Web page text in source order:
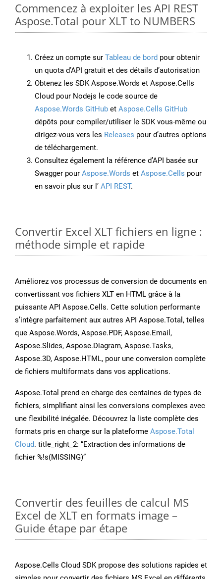
Commencez à exploiter les API REST
Aspose.Total pour XLT to NUMBERS
Créez un compte sur Tableau de bord pour obtenir
un quota d’API gratuit et des détails d’autorisation
Obtenez les SDK Aspose.Words et Aspose.Cells
Cloud pour Nodejs le code source de
Aspose.Words GitHub et Aspose.Cells GitHub
dépôts pour compiler/utiliser le SDK vous-même ou
dirigez-vous vers les Releases pour d’autres options
de téléchargement.
Consultez également la référence d’API basée sur
Swagger pour Aspose.Words et Aspose.Cells pour
en savoir plus sur l’ API REST.
Convertir Excel XLT fichiers en ligne :
méthode simple et rapide
Améliorez vos processus de conversion de documents en
convertissant vos fichiers XLT en HTML grâce à la
puissante API Aspose.Cells. Cette solution performante
s’intègre parfaitement aux autres API Aspose.Total, telles
que Aspose.Words, Aspose.PDF, Aspose.Email,
Aspose.Slides, Aspose.Diagram, Aspose.Tasks,
Aspose.3D, Aspose.HTML, pour une conversion complète
de fichiers multiformats dans vos applications.
Aspose.Total prend en charge des centaines de types de
fichiers, simplifiant ainsi les conversions complexes avec
une flexibilité inégalée. Découvrez la liste complète des
formats pris en charge sur la plateforme Aspose.Total
Cloud. title_right_2: “Extraction des informations de
fichier %!s(MISSING)”
Convertir des feuilles de calcul MS
Excel de XLT en formats image –
Guide étape par étape
Aspose.Cells Cloud SDK propose des solutions rapides et